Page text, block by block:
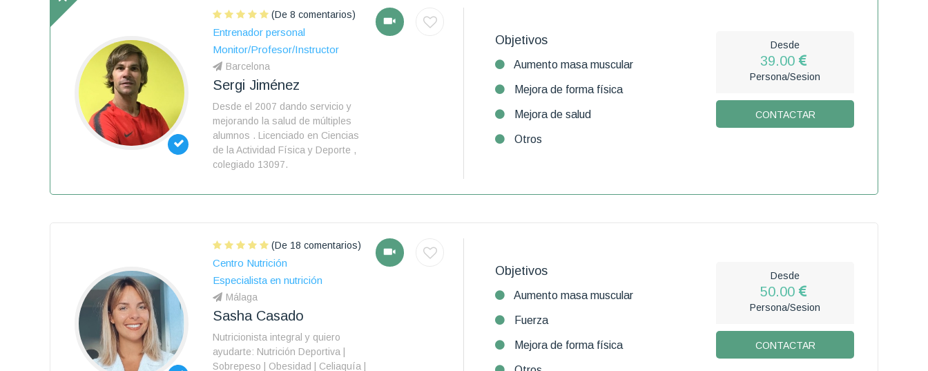
(De 8 comentarios)
Entrenador personal
Monitor/Profesor/Instructor
Barcelona
Sergi Jiménez
Desde el 2007 dando servicio y
mejorando la salud de múltiples
alumnos . Licenciado en Ciencias
de la Actividad Física y Deporte ,
colegiado 13097.
Objetivos
Aumento masa muscular
Mejora de forma física
Mejora de salud
Otros
Desde
39.00
Persona/Sesion
CONTACTAR
(De 18 comentarios)
Centro Nutrición
Especialista en nutrición
Málaga
Sasha Casado
Nutricionista integral y quiero
ayudarte: Nutrición Deportiva |
Sobrepeso | Obesidad | Celiaquía |
Objetivos
Aumento masa muscular
Fuerza
Mejora de forma física
Desde
50.00
Persona/Sesion
CONTACTAR